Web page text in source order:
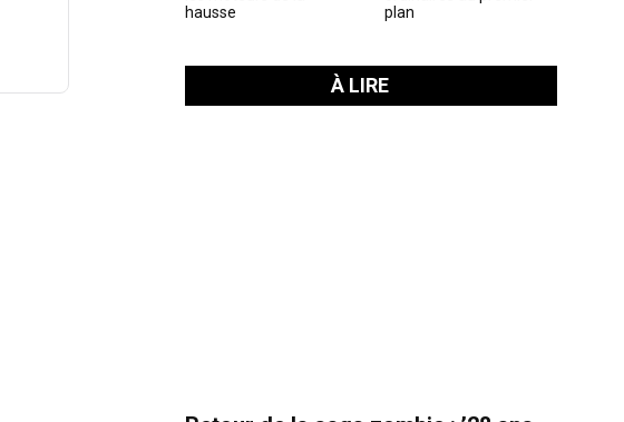
hausse
plan
À LIRE